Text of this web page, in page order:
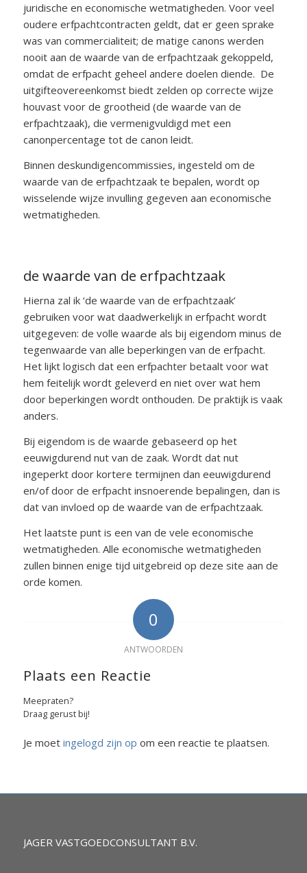
juridische en economische wetmatigheden. Voor veel
oudere erfpachtcontracten geldt, dat er geen sprake
was van commercialiteit; de matige canons werden
nooit aan de waarde van de erfpachtzaak gekoppeld,
omdat de erfpacht geheel andere doelen diende. De
uitgifteovereenkomst biedt zelden op correcte wijze
houvast voor de grootheid (de waarde van de
erfpachtzaak), die vermenigvuldigd met een
canonpercentage tot de canon leidt.
Binnen deskundigencommissies, ingesteld om de
waarde van de erfpachtzaak te bepalen, wordt op
wisselende wijze invulling gegeven aan economische
wetmatigheden.
de waarde van de erfpachtzaak
Hierna zal ik ‘de waarde van de erfpachtzaak’
gebruiken voor wat daadwerkelijk in erfpacht wordt
uitgegeven: de volle waarde als bij eigendom minus de
tegenwaarde van alle beperkingen van de erfpacht.
Het lijkt logisch dat een erfpachter betaalt voor wat
hem feitelijk wordt geleverd en niet over wat hem
door beperkingen wordt onthouden. De praktijk is vaak
anders.
Bij eigendom is de waarde gebaseerd op het
eeuwigdurend nut van de zaak. Wordt dat nut
ingeperkt door kortere termijnen dan eeuwigdurend
en/of door de erfpacht insnoerende bepalingen, dan is
dat van invloed op de waarde van de erfpachtzaak.
Het laatste punt is een van de vele economische
wetmatigheden. Alle economische wetmatigheden
zullen binnen enige tijd uitgebreid op deze site aan de
orde komen.
0
ANTWOORDEN
Plaats een Reactie
Meepraten?
Draag gerust bij!
Je moet ingelogd zijn op om een reactie te plaatsen.
JAGER VASTGOEDCONSULTANT B.V.